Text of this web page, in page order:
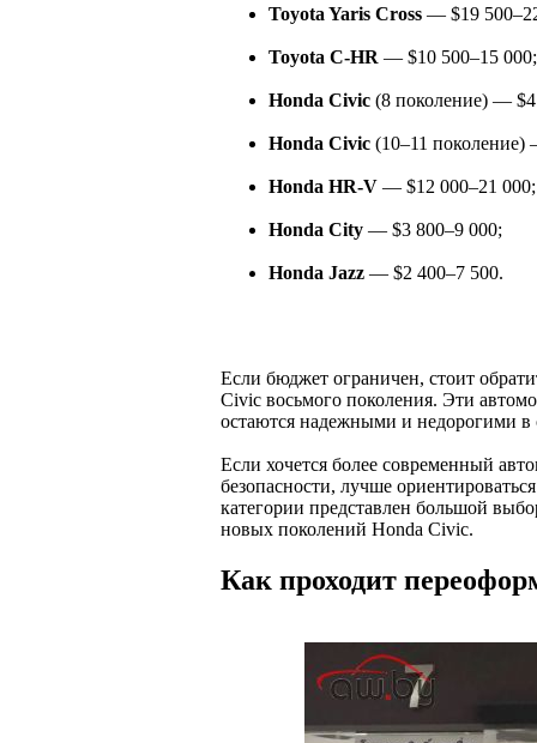
Toyota Yaris Cross — $19
Toyota C-HR — $10 500–15 000;
Honda Civic (8 поколение) —
Honda Civic (10–11 поколение)
Honda HR-V — $12 000–21 000;
Honda City — $3 800–9 000;
Honda Jazz — $2 400–7 500.
Если бюджет ограничен, стоит
Civic восьмого поколения. Эти
остаются надежными и недорогими
Если хочется более современный
безопасности, лучше
категории представлен большой
новых поколений Honda Civic.
Как проходит